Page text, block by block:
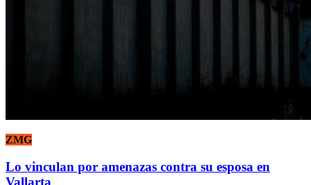
ZMG
Lo vinculan por amenazas contra su esposa en
Vallarta